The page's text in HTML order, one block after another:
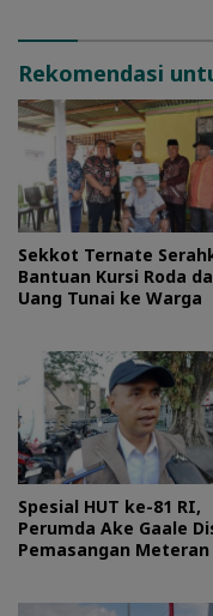
Rekomendasi
Sekkot Ternate
Bantuan Kursi Roda
Uang Tunai ke Warga
Spesial HUT ke-81 RI,
Perumda Ake Gaale
Pemasangan